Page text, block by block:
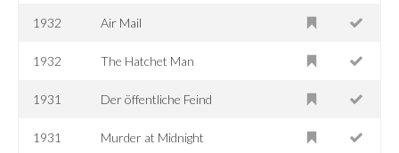
1932 Air Mail
1932 The Hatchet Man
1931 Der öffentliche Feind
1931 Murder at Midnight